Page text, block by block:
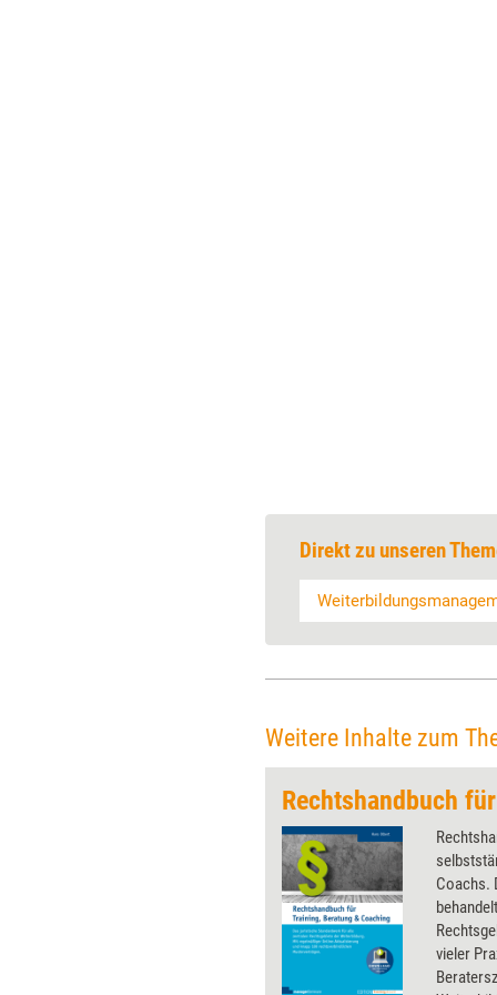
Direkt zu unseren
Weitere Inhalte zum
Coachs.
vieler